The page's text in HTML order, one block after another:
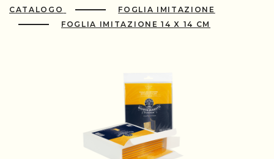
CATALOGO
FOGLIA IMITAZIONE
FOGLIA IMITAZIONE 14 X 14 CM